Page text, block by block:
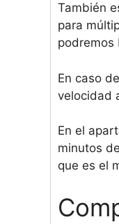
También
para
podremos
En caso
velocidad
En el
minutos
que es el